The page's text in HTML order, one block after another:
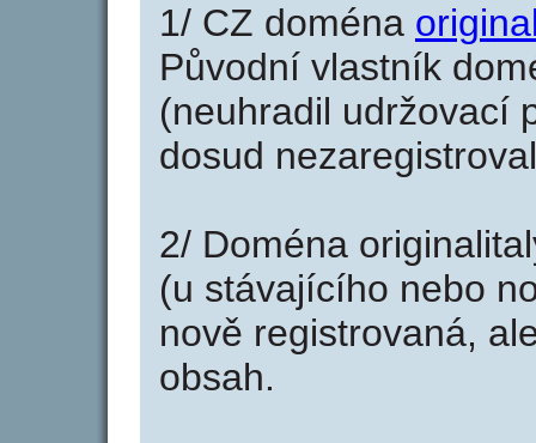
1/ CZ doména
Původní vlastník
(neuhradil udržovací
dosud
2/ Doména
(u stávajícího nebo
nově registrovaná,
obsah.